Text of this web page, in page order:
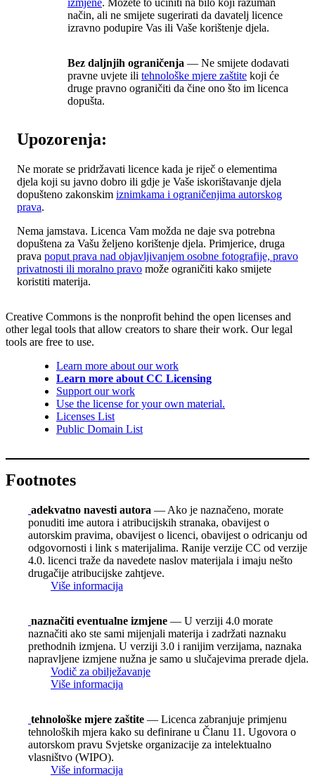
izmjene. Možete to učiniti na bilo koji razuman
način, ali ne smijete sugerirati da davatelj licence
izravno podupire Vas ili Vaše korištenje djela.
Bez daljnjih ograničenja — Ne smijete dodavati
pravne uvjete ili tehnološke mjere zaštite koji će
druge pravno ograničiti da čine ono što im licenca
dopušta.
Upozorenja:
Ne morate se pridržavati licence kada je riječ o elementima
djela koji su javno dobro ili gdje je Vaše iskorištavanje djela
dopušteno zakonskim iznimkama i ograničenjima autorskog
prava.
Nema jamstava. Licenca Vam možda ne daje sva potrebna
dopuštena za Vašu željeno korištenje djela. Primjerice, druga
prava poput prava nad objavljivanjem osobne fotografije, pravo
privatnosti ili moralno pravo može ograničiti kako smijete
koristiti materija.
Creative Commons is the nonprofit behind the open licenses and
other legal tools that allow creators to share their work. Our legal
tools are free to use.
Learn more about our work
Learn more about CC Licensing
Support our work
Use the license for your own material.
Licenses List
Public Domain List
Footnotes
adekvatno navesti autora — Ako je naznačeno, morate
ponuditi ime autora i atribucijskih stranaka, obavijest o
autorskim pravima, obavijest o licenci, obavijest o odricanju od
odgovornosti i link s materijalima. Ranije verzije CC od verzije
4.0. licenci traže da navedete naslov materijala i imaju nešto
drugačije atribucijske zahtjeve.
Više informacija
naznačiti eventualne izmjene — U verziji 4.0 morate
naznačiti ako ste sami mijenjali materija i zadržati naznaku
prethodnih izmjena. U verziji 3.0 i ranijim verzijama, naznaka
napravljene izmjene nužna je samo u slučajevima prerade djela.
Vodič za obilježavanje
Više informacija
tehnološke mjere zaštite — Licenca zabranjuje primjenu
tehnoloških mjera kako su definirane u Članu 11. Ugovora o
autorskom pravu Svjetske organizacije za intelektualno
vlasništvo (WIPO).
Više informacija